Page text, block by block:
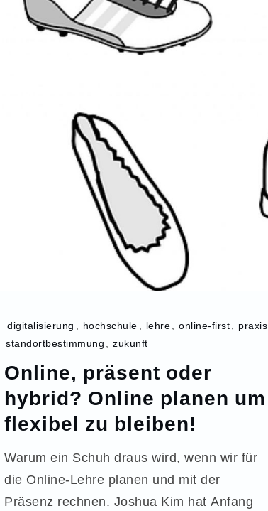
digitalisierung hochschule lehre online-first praxis
standortbestimmung
zukunft
Online, präsent oder
hybrid? Online planen um
flexibel zu bleiben!
Warum ein Schuh draus wird, wenn wir für
die Online-Lehre planen und mit der
Präsenz rechnen. Joshua Kim hat Anfang